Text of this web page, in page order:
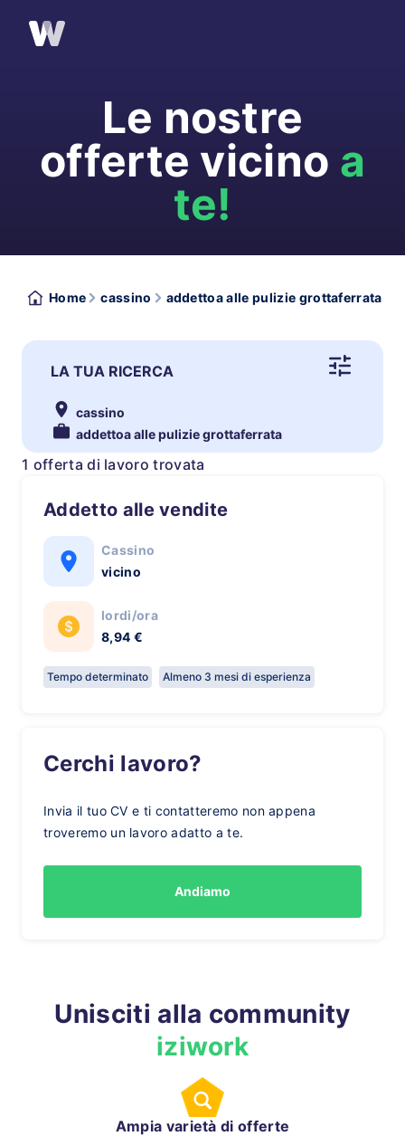
Le nostre
offerte vicino a
te!
Home cassino addettoa alle pulizie grottaferrata
LA TUA RICERCA
cassino
addettoa alle pulizie grottaferrata
1 offerta di lavoro trovata
Addetto alle vendite
Cassino
vicino
lordi/ora
8,94 €
Tempo determinato Almeno 3 mesi di esperienza
Cerchi lavoro?
Invia il tuo CV e ti contatteremo non appena
troveremo un lavoro adatto a te.
Andiamo
Unisciti alla community
iziwork
Ampia varietà di offerte